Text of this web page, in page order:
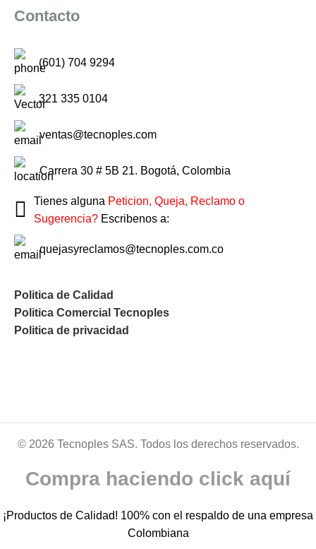
Contacto
(601) 704 9294
321 335 0104
ventas@tecnoples.com
Carrera 30 # 5B 21. Bogotá, Colombia
Tienes alguna Peticion, Queja, Reclamo o
Sugerencia? Escribenos a:
quejasyreclamos@tecnoples.com.co
Politica de Calidad
Politica Comercial Tecnoples
Politica de privacidad
© 2026 Tecnoples SAS. Todos los derechos reservados.
Compra haciendo click aquí
¡Productos de Calidad! 100% con el respaldo de una empresa
Colombiana